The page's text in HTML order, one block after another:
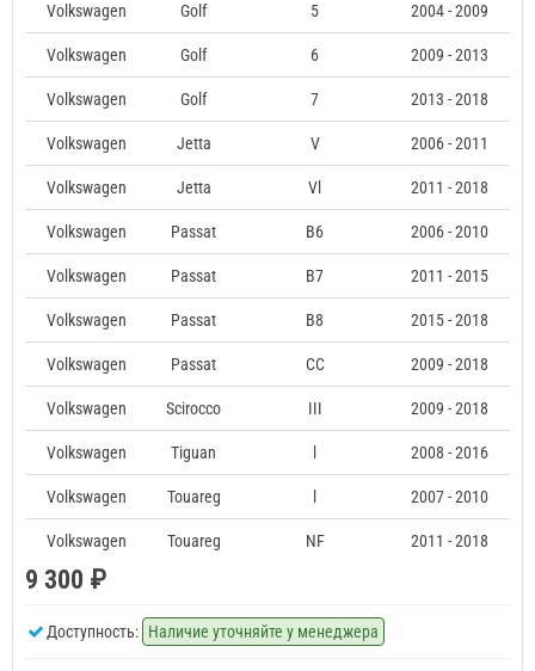
Volkswagen Golf 5 2004 - 2009
Volkswagen Golf 6 2009 - 2013
Volkswagen Golf 7 2013 - 2018
Volkswagen Jetta V 2006 - 2011
Volkswagen Jetta Vl 2011 - 2018
Volkswagen Passat B6 2006 - 2010
Volkswagen Passat B7 2011 - 2015
Volkswagen Passat B8 2015 - 2018
Volkswagen Passat CC 2009 - 2018
Volkswagen Scirocco III 2009 - 2018
Volkswagen Tiguan 2008 - 2016
Volkswagen Touareg 2007 - 2010
Volkswagen Touareg NF 2011 - 2018
9 300 ₽
Доступность: Наличие уточняйте у менеджера